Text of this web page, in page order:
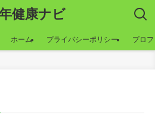
健康ナビ
ホーム プライバシーポリシー プロ